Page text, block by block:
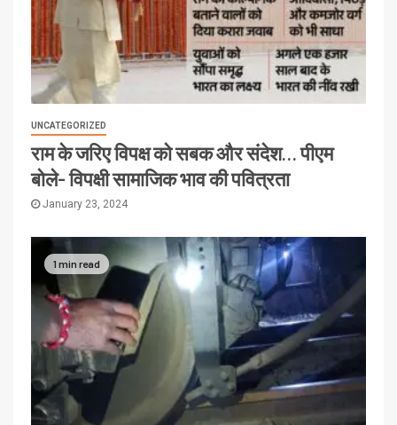
UNCATEGORIZED
राम के जरिए विपक्ष को सबक और संदेश… पीएम
बोले- विपक्षी सामाजिक भाव की पवित्रता
January 23, 2024
1 min read